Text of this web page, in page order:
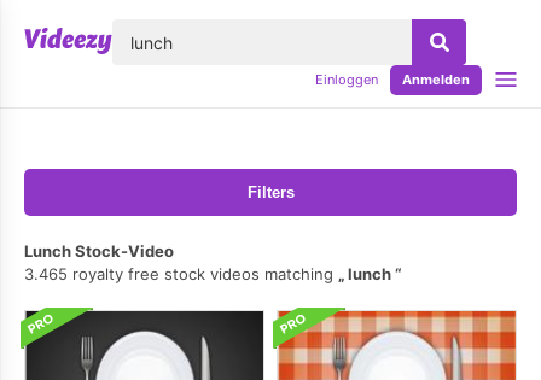
Einloggen Anmelden
Filters
Lunch Stock-Video
3.465 royalty free stock videos matching
lunch